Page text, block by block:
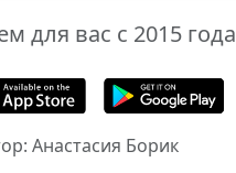
для вас с 2015 года
Анастасия Борик